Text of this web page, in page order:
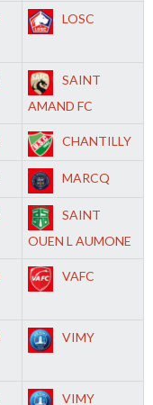
LOSC
SAINT
AMAND FC
CHANTILLY
MARCQ
SAINT
OUEN L AUMONE
VAFC
VIMY
VIMY